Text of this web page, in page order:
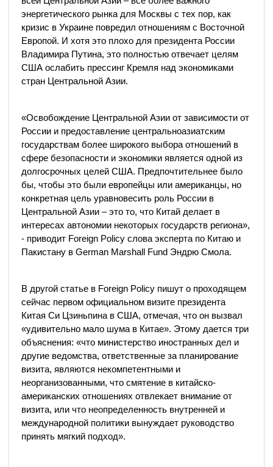
энергетического рынка для Москвы с тех пор, как
кризис в Украине повредил отношениям с Восточной
Европой. И хотя это плохо для президента России
Владимира Путина, это полностью отвечает целям
США ослабить прессинг Кремля над экономиками
стран Центральной Азии.
​​«Освобождение Центральной Азии от зависимости от
России и предоставление центральноазиатским
государствам более широкого выбора отношений в
сфере безопасности и экономики является одной из
долгосрочных целей США. Предпочтительнее было
бы, чтобы это были европейцы или американцы, но
конкретная цель уравновесить роль России в
Центральной Азии – это то, что Китай делает в
интересах автономии некоторых государств региона»,
- приводит Foreign Policy слова эксперта по Китаю и
Пакистану в German Marshall Fund Эндрю Смола.
В другой статье в Foreign Policy пишут о проходящем
сейчас первом официальном визите президента
Китая Си Цзиньпина в США, отмечая, что он вызвал
«удивительно мало шума в Китае». Этому дается три
объяснения: «что министерство иностранных дел и
другие ведомства, ответственные за планирование
визита, являются некомпетентными и
неорганизованными, что смятение в китайско-
американских отношениях отвлекает внимание от
визита, или что неопределенность внутренней и
международной политики вынуждает руководство
принять мягкий подход».